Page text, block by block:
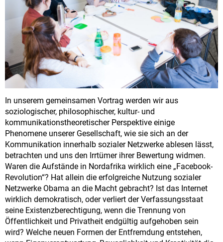
In unserem gemeinsamen Vortrag werden wir aus
soziologischer, philosophischer, kultur- und
kommunikationstheoretischer Perspektive einige
Phenomene unserer Gesellschaft, wie sie sich an der
Kommunikation innerhalb sozialer Netzwerke ablesen lässt,
betrachten und uns den Irrtümer ihrer Bewertung widmen.
Waren die Aufstände in Nordafrika wirklich eine „Facebook-
Revolution“? Hat allein die erfolgreiche Nutzung sozialer
Netzwerke Obama an die Macht gebracht? Ist das Internet
wirklich demokratisch, oder verliert der Verfassungsstaat
seine Existenzberechtigung, wenn die Trennung von
Öffentlichkeit und Privatheit endgültig aufgehoben sein
wird? Welche neuen Formen der Entfremdung entstehen,